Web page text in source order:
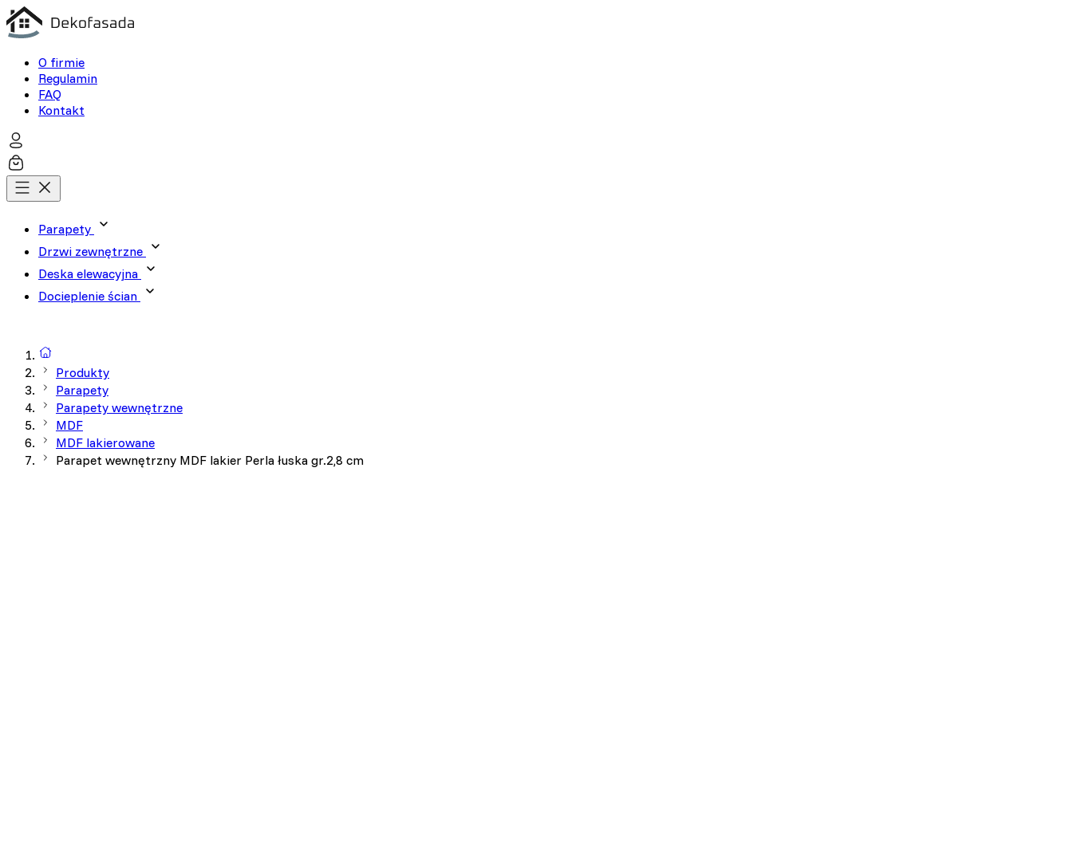
O firmie
Regulamin
FAQ
Kontakt
Parapety
Drzwi zewnętrzne
Deska elewacyjna
Docieplenie ścian
Produkty
Parapety
Parapety wewnętrzne
MDF
MDF lakierowane
Parapet wewnętrzny MDF lakier Perla łuska gr.2,8 cm